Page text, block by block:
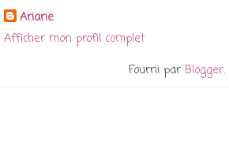
Ariane
Afficher mon profil complet
Fourni par Blogger.